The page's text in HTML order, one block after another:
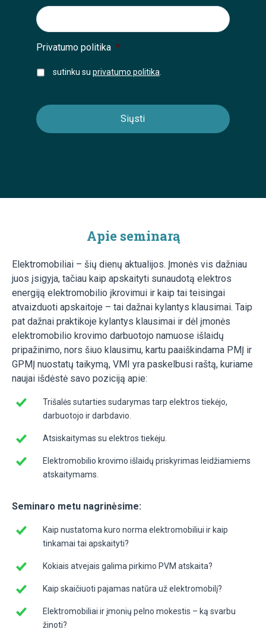
Privatumo politika *
sutinku su privatumo politika
Apie seminarą
Elektromobiliai – šių dienų aktualijos. Įmonės vis dažniau
juos įsigyja, tačiau kaip apskaityti sunaudotą elektros
energiją elektromobilio įkrovimui ir kaip tai teisingai
atvaizduoti apskaitoje – tai dažnai kylantys klausimai. Taip
pat dažnai praktikoje kylantys klausimai ir dėl įmonės
elektromobilio krovimo darbuotojo namuose išlaidų
pripažinimo, nors šiuo klausimu, kartu paaiškindama PMĮ ir
GPMĮ nuostatų taikymą, VMI yra paskelbusi raštą, kuriame
naujai išdėstė savo poziciją apie:
Trišalės sutarties sudarymas tarp elektros tiekėjo,
darbuotojo ir darbdavio.
Atsiskaitymas su elektros tiekėju.
Elektromobilio krovimo išlaidų priskyrimas leidžiamiems
atskaitymams.
Seminaro metu nagrinėsime:
Kaip nustatoma kuro norma elektromobiliui ir kaip
tinkamai tai apskaityti?
Kokiais atvejais galima pirkimo PVM atskaita?
Kaip skaičiuoti pajamas natūra už elektromobilį?
Elektromobiliai ir įmonių pelno mokestis – ką svarbu
žinoti?